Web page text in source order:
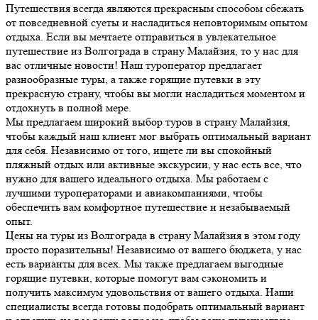
Путешествия всегда являются прекрасным способом сбежать
от повседневной суеты и насладиться неповторимым опытом
отдыха. Если вы мечтаете отправиться в увлекательное
путешествие из Волгограда в страну Малайзия, то у нас для
вас отличные новости! Наш туроператор предлагает
разнообразные туры, а также горящие путевки в эту
прекрасную страну, чтобы вы могли насладиться моментом и
отдохнуть в полной мере.
Мы предлагаем широкий выбор туров в страну Малайзия,
чтобы каждый наш клиент мог выбрать оптимальный вариант
для себя. Независимо от того, ищете ли вы спокойный
пляжный отдых или активные экскурсии, у нас есть все, что
нужно для вашего идеального отдыха. Мы работаем с
лучшими туроператорами и авиакомпаниями, чтобы
обеспечить вам комфортное путешествие и незабываемый
опыт.
Цены на туры из Волгограда в страну Малайзия в этом году
просто поразительны! Независимо от вашего бюджета, у нас
есть варианты для всех. Мы также предлагаем выгодные
горящие путевки, которые помогут вам сэкономить и
получить максимум удовольствия от вашего отдыха. Наши
специалисты всегда готовы подобрать оптимальный вариант